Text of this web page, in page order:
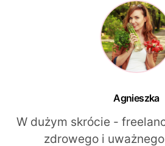
Agnieszka
W dużym skrócie -
zdrowego i